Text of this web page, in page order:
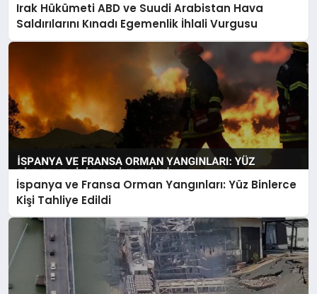
Irak Hükümeti ABD ve Suudi Arabistan Hava
Saldırılarını Kınadı Egemenlik İhlali Vurgusu
İspanya ve Fransa Orman Yangınları: Yüz Binlerce
Kişi Tahliye Edildi